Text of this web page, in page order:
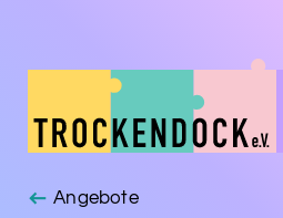
Angebote